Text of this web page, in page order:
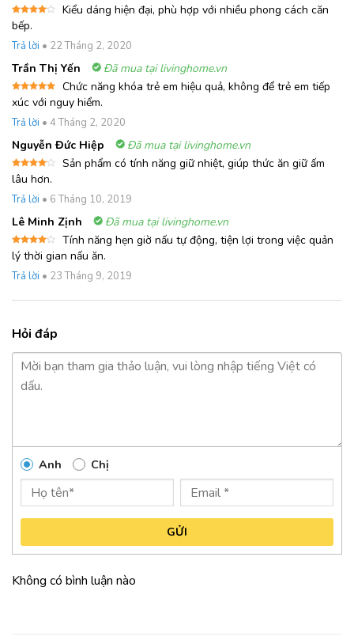
Được
xếp
5 sao
Kiểu dáng hiện đại, phù hợp với nhiều phong cách căn
bếp.
Trả lời • 22 Tháng 2, 2020
Trần Thị Yến Đã mua tại livinghome.vn
Được xếp
hạng55
Chức năng khóa trẻ em hiệu quả, không để trẻ em tiếp
xúc với nguy hiểm.
Trả lời • 4 Tháng 2, 2020
Nguyễn Đức Hiệp Đã mua tại livinghome.vn
Được
xếp
5 sao
Sản phẩm có tính năng giữ nhiệt, giúp thức ăn giữ ấm
lâu hơn.
Trả lời • 6 Tháng 10, 2019
Lê Minh Zịnh Đã mua tại livinghome.vn
Được
xếp
5 sao
Tính năng hẹn giờ nấu tự động, tiện lợi trong việc quản
lý thời gian nấu ăn.
Trả lời • 23 Tháng 9, 2019
Hỏi đáp
Anh Chị
GỬI
Không có bình luận nào